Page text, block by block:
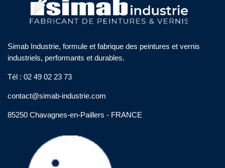
Simab Industrie, formule et fabrique des peintures et vernis
industriels, performants et durables.
Tél : 02 49 02 23 73
contact@simab-industrie.com
85250 Chavagnes-en-Paillers - FRANCE